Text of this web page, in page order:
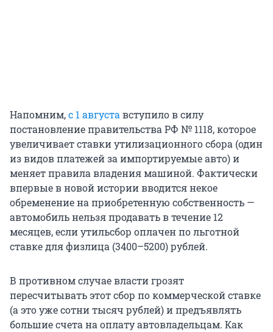
Напомним,с 1 августа вступило в силу
постановление правительства РФ № 1118, которое
увеличивает ставки утилизационного сбора (один
из видов платежей за импортируемые авто) и
меняет правила владения машиной. Фактически
впервые в новой истории вводится некое
обременение на приобретенную собственность —
автомобиль нельзя продавать в течение 12
месяцев, если утильсбор оплачен по льготной
ставке для физлица (3400–5200) рублей.
В противном случае власти грозят
пересчитывать этот сбор по коммерческой ставке
(а это уже сотни тысяч рублей) и предъявлять
большие счета на оплату автовладельцам. Как